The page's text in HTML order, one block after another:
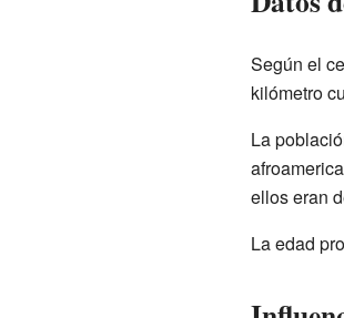
Según el
kilómetro
La
ellos eran
La edad